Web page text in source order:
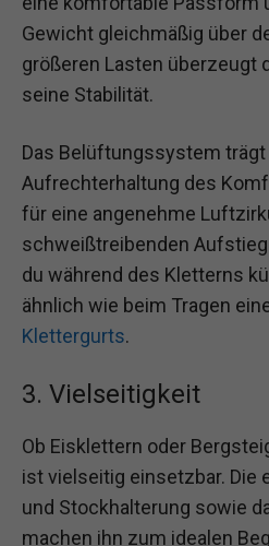
Gewicht gleichmäßig über
größeren Lasten überzeugt
seine Stabilität.
Das Belüftungssystem
Aufrechterhaltung des
für eine angenehme
schweißtreibenden
du während des Kletterns
ähnlich wie beim Tragen
Klettergurts.
3. Vielseitigkeit
Ob Eisklettern oder
ist vielseitig einsetzbar. Die
und Stockhalterung sowie
machen ihn zum idealen